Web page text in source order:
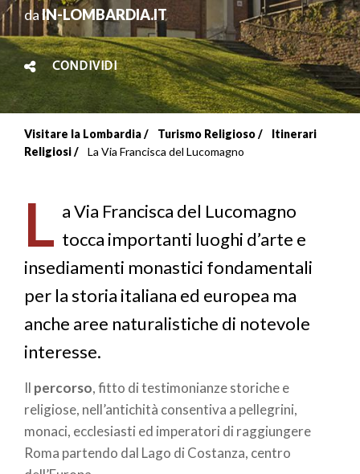
daIN-LOMBARDIA.IT
CONDIVIDI
Briciole
pane
Visitare la Lombardia Turismo Religioso
Itinerari
Religiosi
La Via Francisca del Lucomagno
L a Via Francisca del Lucomagno
tocca importanti luoghi d’arte e
insediamenti monastici fondamentali
per la storia italiana ed europea ma
anche aree naturalistiche di notevole
interesse.
Il percorso, fitto di testimonianze storiche e
religiose, nell’antichità consentiva a pellegrini,
monaci, ecclesiasti ed imperatori di raggiungere
Roma partendo dal Lago di Costanza, centro